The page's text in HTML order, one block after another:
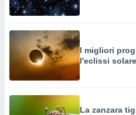
I migliori
l'eclissi
La zanzara